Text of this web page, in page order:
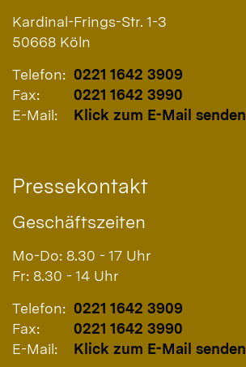
Kardinal-Frings-Str. 1-3
50668 Köln
Telefon: 0221 1642 3909
Fax:
0221 1642 3990
E-Mail:
Klick zum E-Mail senden
Pressekontakt
Geschäftszeiten
Mo-Do: 8.30 - 17 Uhr
Fr: 8.30 - 14 Uhr
Telefon: 0221 1642 3909
Fax:
0221 1642 3990
E-Mail:
Klick zum E-Mail senden